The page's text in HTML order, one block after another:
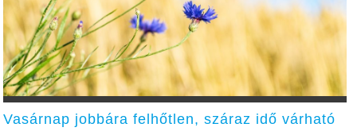
Vasárnap jobbára felhőtlen, száraz idő várható